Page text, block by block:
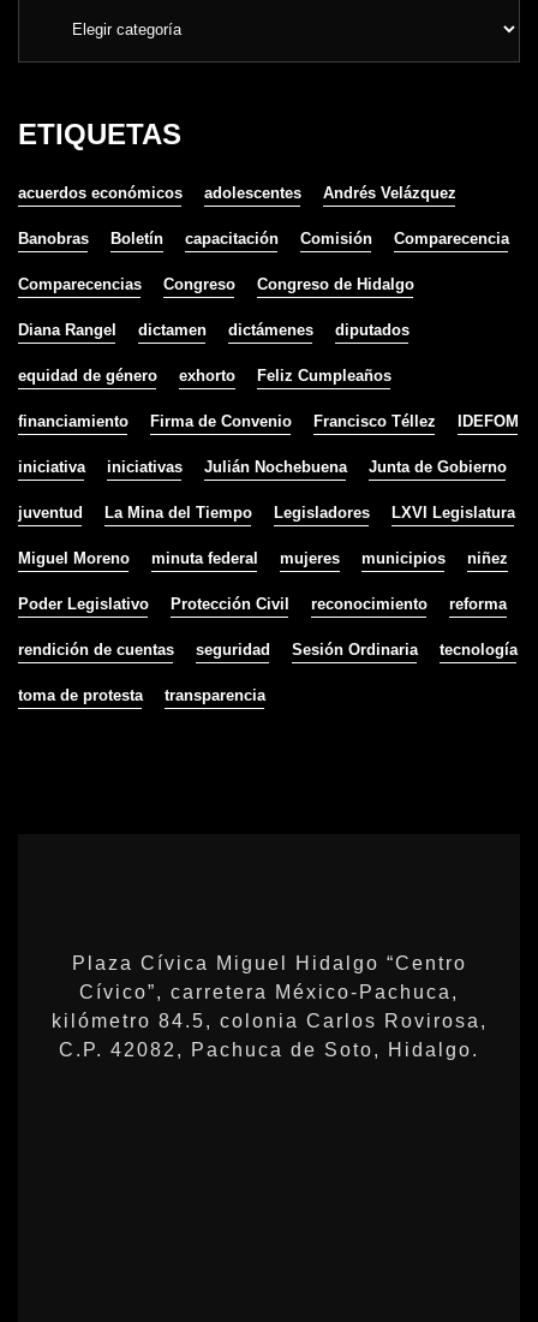
ETIQUETAS
acuerdos económicos adolescentes Andrés Velázquez
Banobras Boletín capacitación Comisión Comparecencia
Comparecencias Congreso Congreso de Hidalgo
Diana Rangel dictamen dictámenes diputados
equidad de género exhorto Feliz Cumpleaños
financiamiento Firma de Convenio Francisco Téllez IDEFOM
iniciativa iniciativas Julián Nochebuena Junta de Gobierno
juventud La Mina del Tiempo Legisladores LXVI Legislatura
Miguel Moreno minuta federal mujeres municipios niñez
Poder Legislativo Protección Civil reconocimiento reforma
rendición de cuentas seguridad Sesión Ordinaria tecnología
toma de protesta transparencia
Plaza Cívica Miguel Hidalgo “Centro
Cívico”, carretera México-Pachuca,
kilómetro 84.5, colonia Carlos Rovirosa,
C.P. 42082, Pachuca de Soto, Hidalgo.